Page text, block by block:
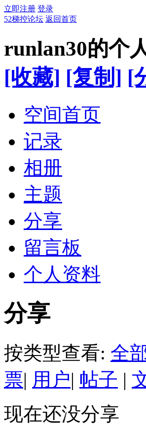
立即注册 登录
52梯控论坛 返回首页
runlan30的个
[收藏] [复制] [
空间首页
记录
相册
主题
分享
留言板
个人资料
分享
按类型查看: 全
票| 用户| 帖子 |
现在还没分享